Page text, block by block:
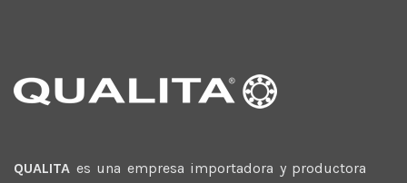
QUALITA es una empresa importadora y productora